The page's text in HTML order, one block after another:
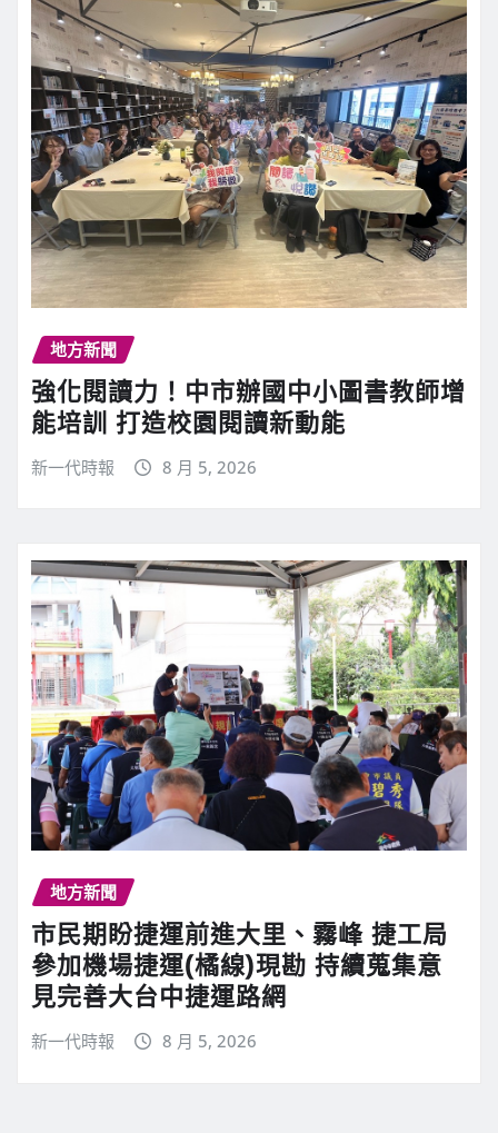
地方新聞
強化閱讀力！中市辦國中小圖書教師增
能培訓 打造校園閱讀新動能
新一代時報 8 月 5, 2026
地方新聞
市民期盼捷運前進大里、霧峰 捷工局
參加機場捷運(橘線)現勘 持續蒐集意
見完善大台中捷運路網
新一代時報 8 月 5, 2026